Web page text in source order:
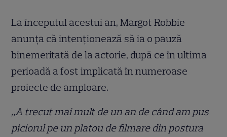
La începutul acestui an, Margot Robbie
anunța că intenționează să ia o pauză
binemeritată de la actorie, după ce în ultima
perioadă a fost implicată în numeroase
proiecte de amploare.
„A trecut mai mult de un an de când am pus
piciorul pe un platou de filmare din postura